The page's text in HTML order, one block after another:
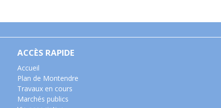
ACCÈS RAPIDE
Accueil
Plan de Montendre
Travaux en cours
Marchés publics